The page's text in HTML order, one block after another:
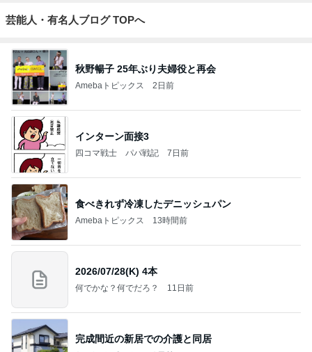
芸能人・有名人ブログ TOPへ
秋野暢子 25年ぶり夫婦役と再会
Amebaトピックス 2日前
インターン面接3
四コマ戦士 パパ戦記 7日前
食べきれず冷凍したデニッシュパン
Amebaトピックス 13時間前
2026/07/28(K) 4本
何でかな？何でだろ？ 11日前
完成間近の新居での介護と同居